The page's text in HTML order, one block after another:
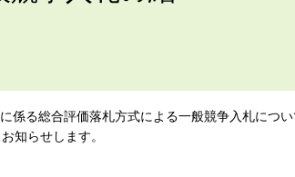
る総合評価落札方式による一般競争入札につい
知らせします。